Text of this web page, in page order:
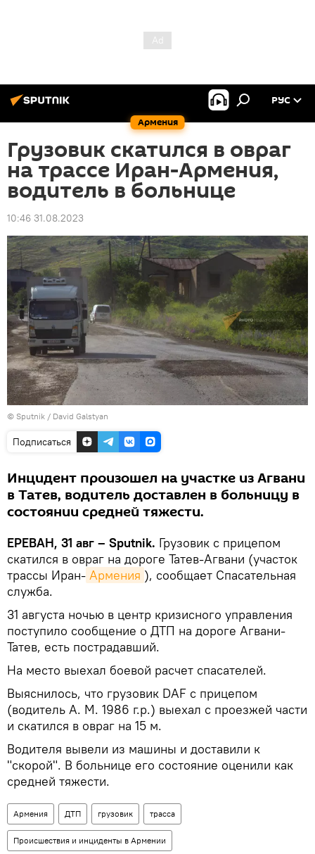
Армения
РУС
Грузовик скатился в овраг
на трассе Иран-Армения,
водитель в больнице
10:46 31.08.2023
© Sputnik / David Galstyan
Подписаться
Инцидент произошел на участке из Агвани
в Татев, водитель доставлен в больницу в
состоянии средней тяжести.
ЕРЕВАН, 31 авг – Sputnik. Грузовик с прицепом
скатился в овраг на дороге Татев-Агвани (участок
трассы Иран- Армения ), сообщает Спасательная
служба.
31 августа ночью в центр кризисного управления
поступило сообщение о ДТП на дороге Агвани-
Татев, есть пострадавший.
На место выехал боевой расчет спасателей.
Выяснилось, что грузовик DAF с прицепом
(водитель А. М. 1986 г.р.) выехал с проезжей части
и скатился в овраг на 15 м.
Водителя вывели из машины и доставили к
"скорой". В больнице его состояние оценили как
средней тяжести.
Армения ДТП грузовик трасса
Происшествия и инциденты в Армении